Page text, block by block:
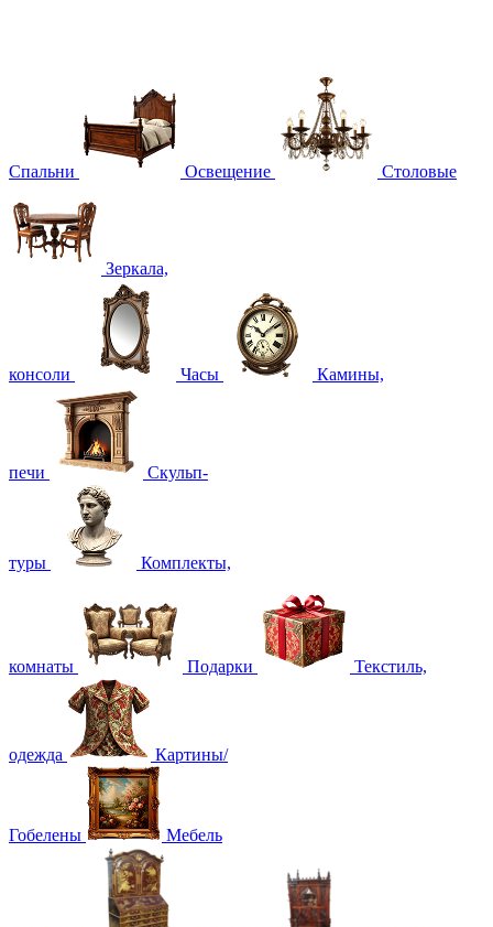
Спальни Освещение Столовые
Зеркала,
консоли Часы Камины,
печи Скульп-
туры Комплекты,
комнаты Подарки Текстиль,
одежда Картины/
Гобелены Мебель